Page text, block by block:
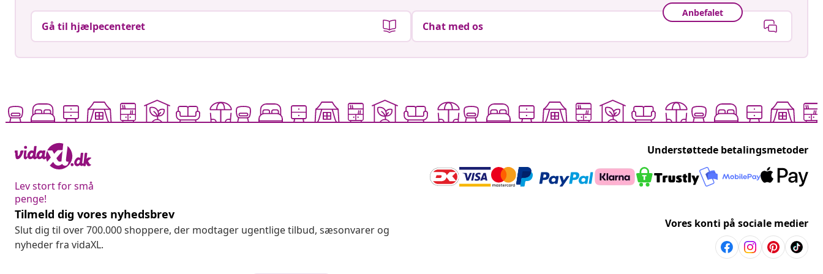
Gå til hjælpecenteret
Anbefalet
Chat med os
Lev stort for små
penge!
Understøttede betalingsmetoder
Tilmeld dig vores nyhedsbrev
Slut dig til over 700.000 shoppere, der modtager ugentlige tilbud, sæsonvarer og
nyheder fra vidaXL.
Vores konti på sociale medier